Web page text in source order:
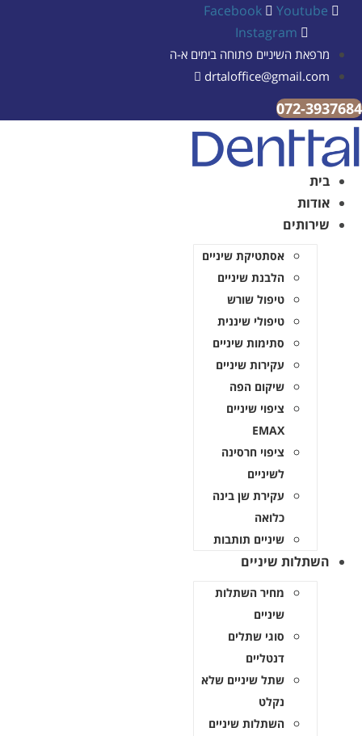
Facebook
Youtube
Instagram
מרפאת השיניים פתוחה בימים א-ה
drtaloffice@gmail.com
072-
בית
אודות
שירותים
אסתטיקת שיניים
הלבנת שיניים
טיפול שורש
טיפולי שיננית
סתימות שיניים
עקירות שיניים
שיקום הפה
ציפוי שיניים
EMAX
ציפוי חרסינה
לשיניים
עקירת שן בינה
כלואה
שיניים תותבות
השתלות שיניים
מחיר השתלות
שיניים
סוגי שתלים
דנטליים
שתל שיניים שלא
נקלט
השתלות שיניים